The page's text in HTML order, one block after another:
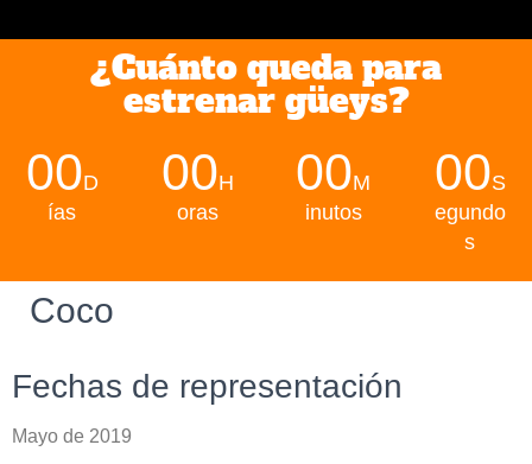
¿Cuánto queda para
estrenar güeys?
00D
ías
00H
oras
00M
inutos
00S
egundo
s
Coco
Fechas de representación
Mayo de 2019